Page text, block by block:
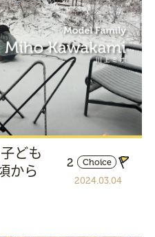
ども
から
2
Choice
2024.03.04